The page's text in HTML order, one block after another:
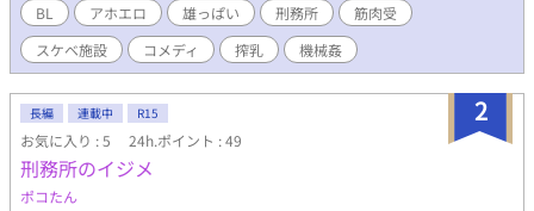
BL アホエロ 雄っぱい 刑務所
筋肉受
スケベ施設
コメディ 搾乳 機械姦
2
長編 連載中 R15
お気に入り : 5 24h.ポイント : 49
刑務所のイジメ
ポコたん